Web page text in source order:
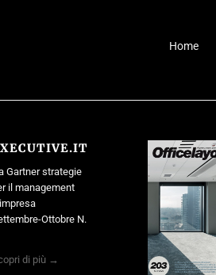
Home
Gartner strategie
il management
Ottobre N.
di più →